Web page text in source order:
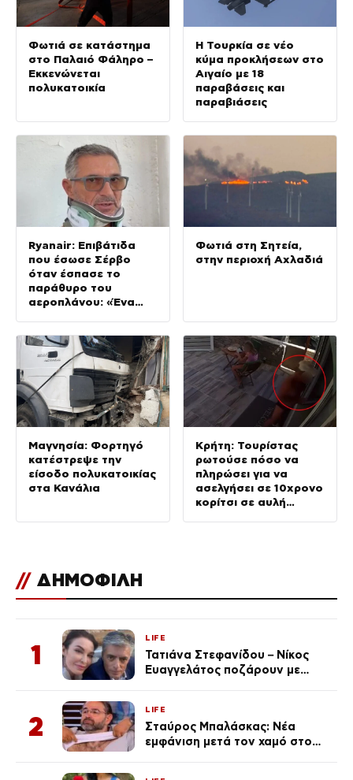
Φωτιά σε κατάστημα
στο Παλαιό Φάληρο –
Εκκενώνεται
πολυκατοικία
Η Τουρκία σε νέο
κύμα προκλήσεων στο
Αιγαίο με 18
παραβάσεις και
παραβιάσεις
Ryanair: Επιβάτιδα
που έσωσε Σέρβο
όταν έσπασε το
παράθυρο του
αεροπλάνου: «Ένα
σαν πλαστελίνη»
Φωτιά στη Σητεία,
στην περιοχή Αχλαδιά
Μαγνησία: Φορτηγό
κατέστρεψε την
είσοδο πολυκατοικίας
στα Κανάλια
Κρήτη: Τουρίστας
ρωτούσε πόσο να
πληρώσει για να
ασελγήσει σε 10χρονο
κορίτσι σε αυλή
// ΔΗΜΟΦΙΛΗ
1
LIFE
Τατιάνα Στεφανίδου – Νίκος
Ευαγγελάτος ποζάρουν με
2
LIFE
Σταύρος Μπαλάσκας: Νέα
εμφάνιση μετά τον χαμό στο